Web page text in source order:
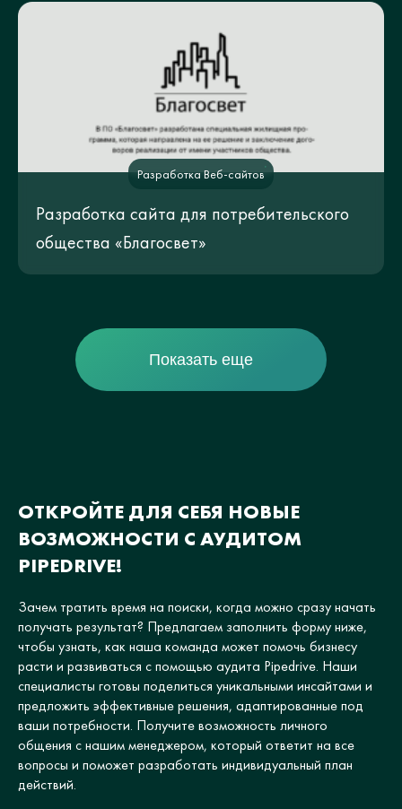
Разработка Веб-сайтов
Разработка сайта для потребительского
общества «Благосвет»
Показать еще
ОТКРОЙТЕ ДЛЯ СЕБЯ НОВЫЕ
ВОЗМОЖНОСТИ С АУДИТОМ
PIPEDRIVE!
Зачем тратить время на поиски, когда можно сразу начать
получать результат? Предлагаем заполнить форму ниже,
чтобы узнать, как наша команда может помочь бизнесу
расти и развиваться с помощью аудита Pipedrive. Наши
специалисты готовы поделиться уникальными инсайтами и
предложить эффективные решения, адаптированные под
ваши потребности. Получите возможность личного
общения с нашим менеджером, который ответит на все
вопросы и поможет разработать индивидуальный план
действий.